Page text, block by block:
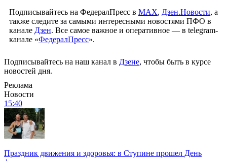
Подписывайтесь на ФедералПресс в МАХ, Дзен.Новости, а
также следите за самыми интересными новостями ПФО в
канале Дзен. Все самое важное и оперативное — в telegram-
канале «ФедералПресс».
Подписывайтесь на наш канал в Дзене, чтобы быть в курсе
новостей дня.
Реклама
Новости
15:40
Праздник движения и здоровья: в Ступине прошел День